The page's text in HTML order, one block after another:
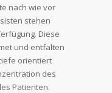
nach wie vor
stehen
Diese
und entfalten
orientiert
des
Patienten.